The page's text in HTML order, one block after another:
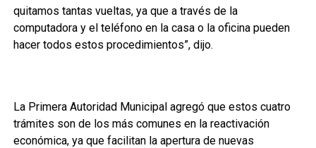
quitamos tantas vueltas, ya que a través de la
computadora y el teléfono en la casa o la oficina pueden
hacer todos estos procedimientos”, dijo.
La Primera Autoridad Municipal agregó que estos cuatro
trámites son de los más comunes en la reactivación
económica, ya que facilitan la apertura de nuevas